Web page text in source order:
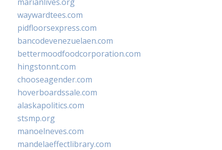
waywardtees.com
pidfloorsexpress.com
bancodevenezuelaen.com
bettermoodfoodcorporation.com
hingstonnt.com
chooseagender.com
hoverboardssale.com
alaskapolitics.com
stsmp.org
manoelneves.com
mandelaeffectlibrary.com